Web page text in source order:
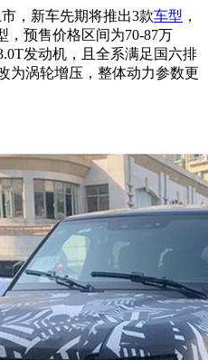
，新车先期将推出3款车型 ，
，预售价格区间为70-87万
发动机，且全系满足国六排
为涡轮增压，整体动力参数更